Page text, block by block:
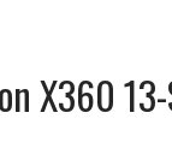
X360 13-